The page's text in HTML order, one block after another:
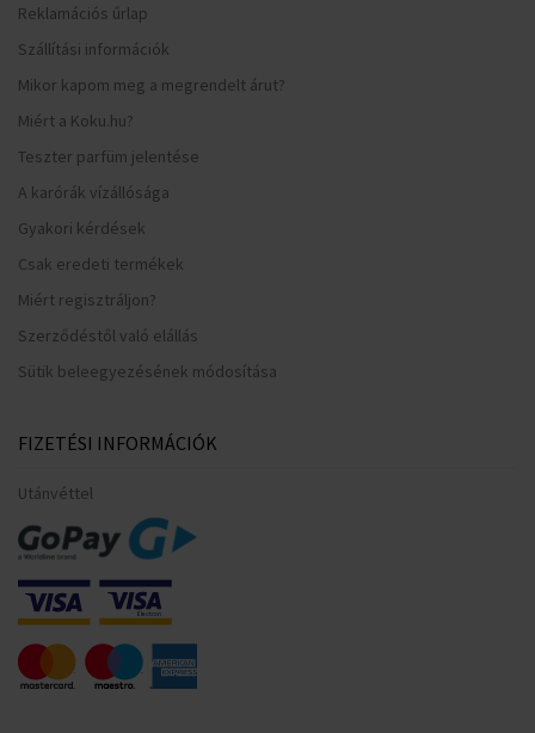
Reklamációs űrlap
Szállítási információk
Mikor kapom meg a megrendelt árut?
Miért a Koku.hu?
Teszter parfüm jelentése
A karórák vízállósága
Gyakori kérdések
Csak eredeti termékek
Miért regisztráljon?
Szerződéstől való elállás
Sütik beleegyezésének módosítása
FIZETÉSI INFORMÁCIÓK
Utánvéttel